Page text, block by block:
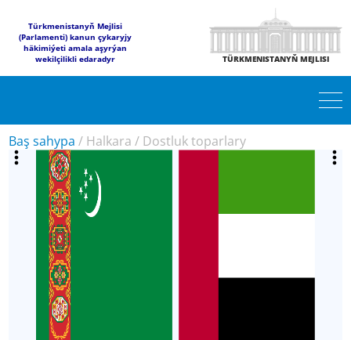
Türkmenistanyň Mejlisi
(Parlamenti) kanun çykaryjy
häkimiýeti amala aşyrýan
wekilçilikli edaradyr
TÜRKMENISTANYŇ MEJLISI
Baş sahypa / Halkara / Dostluk toparlary